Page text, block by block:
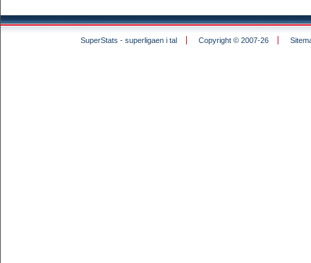
SuperStats - superligaen i tal Copyright © 2007-26